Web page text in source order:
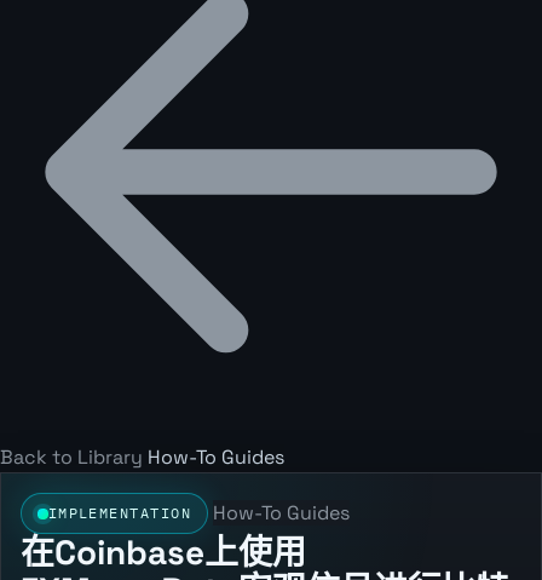
Back to Library How-To Guides
IMPLEMENTATION How-To Guides
在Coinbase上使用